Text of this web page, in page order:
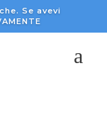
Se avevi
a